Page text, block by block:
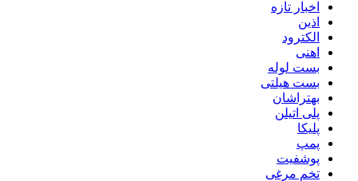
اخبار تازه
اذین
الکترود
اهنی
بست لوله
بست هیلتی
بهتراشان
پلی اتیلن
پلیکا
پمپ
پوشفیت
تخم مرغی